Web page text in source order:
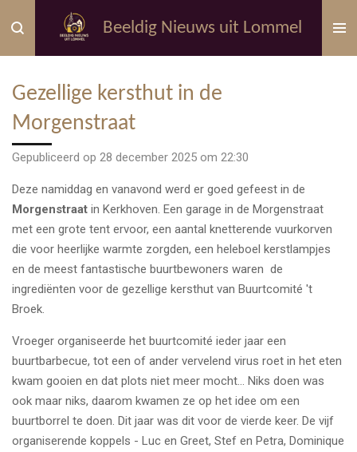
direct
naar
hoofdinhoud
Beeldig Nieuws uit Lommel
Gezellige kersthut in de
Morgenstraat
Gepubliceerd op 28 december 2025 om 22:30
Deze namiddag en vanavond werd er goed gefeest in de
Morgenstraat in Kerkhoven. Een garage in de Morgenstraat
met een grote tent ervoor, een aantal knetterende vuurkorven
die voor heerlijke warmte zorgden, een heleboel kerstlampjes
en de meest fantastische buurtbewoners waren de
ingrediënten voor de gezellige kersthut van Buurtcomité 't
Broek.
Vroeger organiseerde het buurtcomité ieder jaar een
buurtbarbecue, tot een of ander vervelend virus roet in het eten
kwam gooien en dat plots niet meer mocht... Niks doen was
ook maar niks, daarom kwamen ze op het idee om een
buurtborrel te doen. Dit jaar was dit voor de vierde keer. De vijf
organiserende koppels - Luc en Greet, Stef en Petra, Dominique